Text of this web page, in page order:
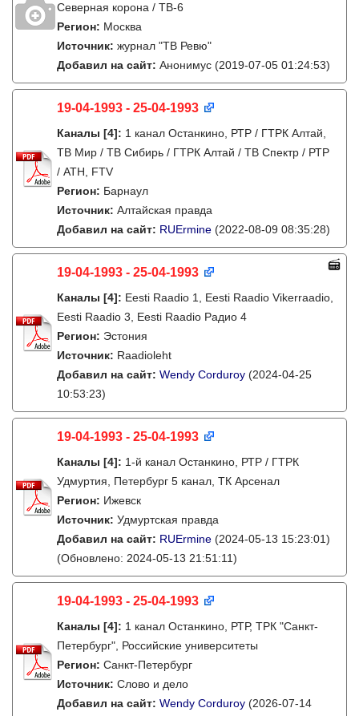
Северная корона / ТВ-6
Регион: Москва
Источник: журнал "ТВ Ревю"
Добавил на сайт: Анонимус (2019-07-05 01:24:53)
19-04-1993 - 25-04-1993
Каналы [4]: 1 канал Останкино, РТР / ГТРК Алтай,
ТВ Мир / ТВ Сибирь / ГТРК Алтай / ТВ Спектр / РТР
/ АТН, FTV
Регион: Барнаул
Источник: Алтайская правда
Добавил на сайт: RUErmine (2022-08-09 08:35:28)
19-04-1993 - 25-04-1993
Каналы [4]: Eesti Raadio 1, Eesti Raadio Vikerraadio,
Eesti Raadio 3, Eesti Raadio Радио 4
Регион: Эстония
Источник: Raadioleht
Добавил на сайт: Wendy Corduroy (2024-04-25
10:53:23)
19-04-1993 - 25-04-1993
Каналы [4]: 1-й канал Останкино, РТР / ГТРК
Удмуртия, Петербург 5 канал, ТК Арсенал
Регион: Ижевск
Источник: Удмуртская правда
Добавил на сайт: RUErmine (2024-05-13 15:23:01)
(Обновлено: 2024-05-13 21:51:11)
19-04-1993 - 25-04-1993
Каналы [4]: 1 канал Останкино, РТР, ТРК "Санкт-
Петербург", Российские университеты
Регион: Санкт-Петербург
Источник: Слово и дело
Добавил на сайт: Wendy Corduroy (2026-07-14